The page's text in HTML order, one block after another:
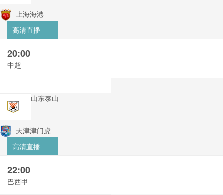
上海海港
高清直播
20:00
中超
山东泰山
天津津门虎
高清直播
22:00
巴西甲